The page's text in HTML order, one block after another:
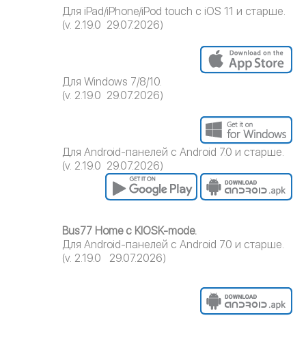
Для iPad/iPhone/iPod touch c iOS 11 и старше.
(v. 2.19.0 29.07.2026)
Для Windows 7/8/10.
(v. 2.19.0 29.07.2026)
Для Android-панелей с Android 7.0 и старше.
(v. 2.19.0 29.07.2026)
Bus77 Home c KIOSK-mode.
Для Android-панелей с Android 7.0 и старше.
(v. 2.19.0 29.07.2026)